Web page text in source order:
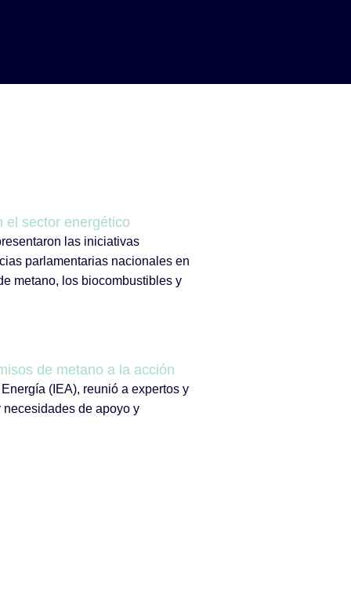
el sector energético
las iniciativas
parlamentarias nacionales en
metano, los biocombustibles y
de metano a la acción
(IEA), reunió a expertos y
de apoyo y